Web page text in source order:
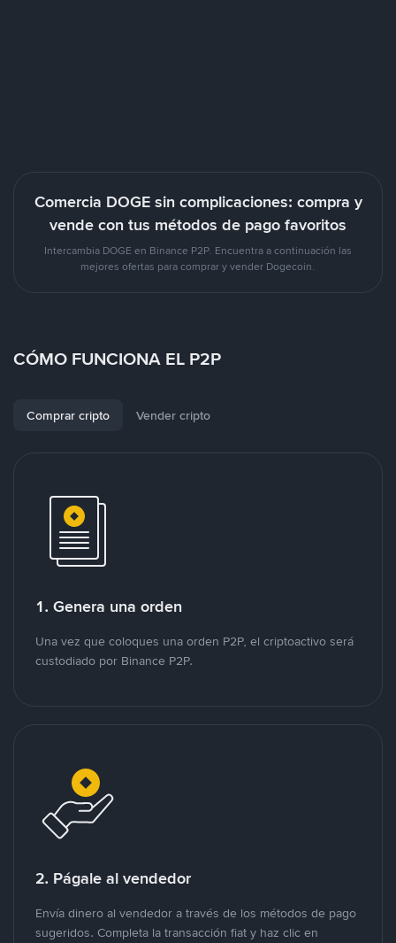
Comercia DOGE sin complicaciones: compra y
vende con tus métodos de pago favoritos
Intercambia DOGE en Binance P2P. Encuentra a continuación las
mejores ofertas para comprar y vender Dogecoin.
CÓMO FUNCIONA EL P2P
Comprar cripto Vender cripto
1. Genera una orden
Una vez que coloques una orden P2P, el criptoactivo será
custodiado por Binance P2P.
2. Págale al vendedor
Envía dinero al vendedor a través de los métodos de pago
sugeridos. Completa la transacción fiat y haz clic en